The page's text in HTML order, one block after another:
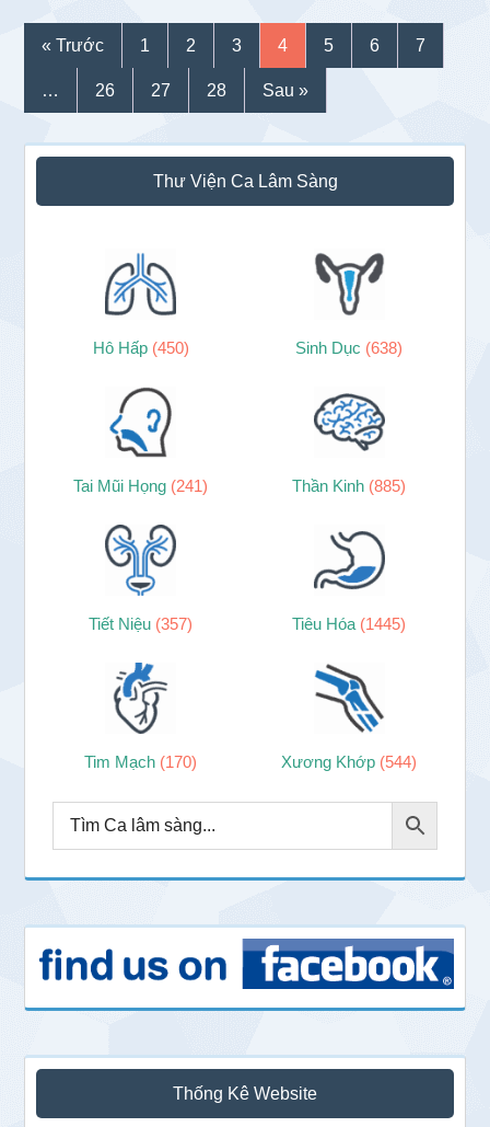
« Trước 1 2 3 4 5 6 7
… 26 27 28 Sau »
Sidebar
chính
Thư Viện Ca Lâm Sàng
Hô Hấp (450) Sinh Dục (638)
Tai Mũi Họng (241) Thần Kinh (885)
Tiết Niệu (357) Tiêu Hóa (1445)
Tim Mạch (170) Xương Khớp (544)
Thống Kê Website